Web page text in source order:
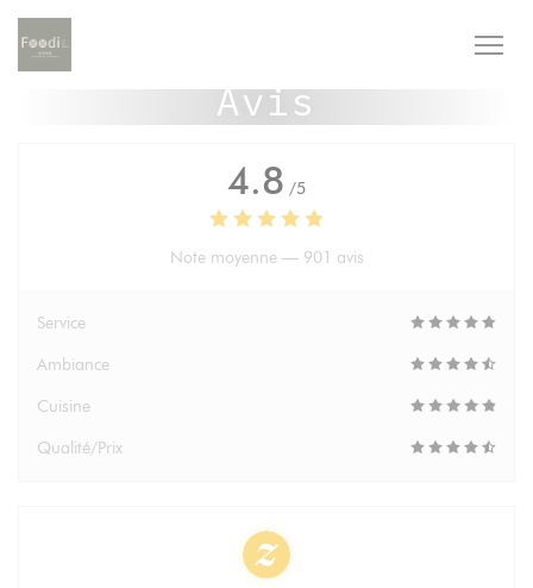
Personnalisation de vos choix en matière de cookies
Avis
4.8 /5
Note moyenne — 901 avis
Service
Ambiance
Cuisine
Qualité/Prix